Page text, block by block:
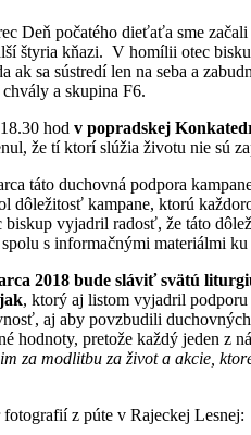
Deň počatého dieťaťa sme
štyria kňazi. V homílii otec
ak sa sústredí len na seba a
a skupina F6.
hod v popradskej
že tí ktorí slúžia životu nie sú
táto duchovná podpora
dôležitosť kampane, ktorú
biskup vyjadril radosť, že táto
s informačnými materiálmi ku
2018 bude sláviť svätú
, ktorý aj listom vyjadril
aj aby povzbudili
hodnoty, pretože každý jeden z
za modlitbu za život a akcie,
fotografií z púte v Rajeckej Lesnej: